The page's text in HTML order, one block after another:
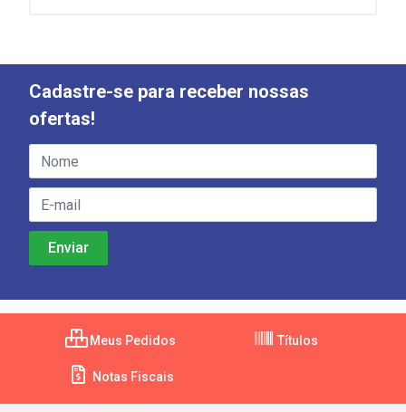
Cadastre-se para receber nossas
ofertas!
Meus Pedidos Títulos
Notas Fiscais